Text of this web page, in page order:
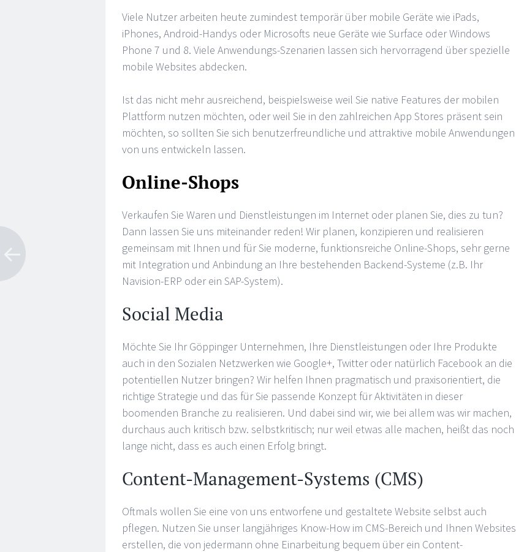
Viele Nutzer arbeiten heute zumindest temporär über mobile Geräte wie iPads,
iPhones, Android-Handys oder Microsofts neue Geräte wie Surface oder Windows
Phone 7 und 8. Viele Anwendungs-Szenarien lassen sich hervorragend über spezielle
mobile Websites abdecken.
Ist das nicht mehr ausreichend, beispielsweise weil Sie native Features der mobilen
Plattform nutzen möchten, oder weil Sie in den zahlreichen App Stores präsent sein
möchten, so sollten Sie sich benutzerfreundliche und attraktive mobile Anwendungen
von uns entwickeln lassen.
Online-Shops
Verkaufen Sie Waren und Dienstleistungen im Internet oder planen Sie, dies zu tun?
Dann lassen Sie uns miteinander reden! Wir planen, konzipieren und realisieren
gemeinsam mit Ihnen und für Sie moderne, funktionsreiche Online-Shops, sehr gerne
mit Integration und Anbindung an Ihre bestehenden Backend-Systeme (z.B. Ihr
Navision-ERP oder ein SAP-System).
Social Media
Möchte Sie Ihr Göppinger Unternehmen, Ihre Dienstleistungen oder Ihre Produkte
auch in den Sozialen Netzwerken wie Google+, Twitter oder natürlich Facebook an die
potentiellen Nutzer bringen? Wir helfen Ihnen pragmatisch und praxisorientiert, die
richtige Strategie und das für Sie passende Konzept für Aktivitäten in dieser
boomenden Branche zu realisieren. Und dabei sind wir, wie bei allem was wir machen,
durchaus auch kritisch bzw. selbstkritisch; nur weil etwas alle machen, heißt das noch
lange nicht, dass es auch einen Erfolg bringt.
Content-Management-Systems (CMS)
Oftmals wollen Sie eine von uns entworfene und gestaltete Website selbst auch
pflegen. Nutzen Sie unser langjähriges Know-How im CMS-Bereich und Ihnen Websites
erstellen, die von jedermann ohne Einarbeitung bequem über ein Content-